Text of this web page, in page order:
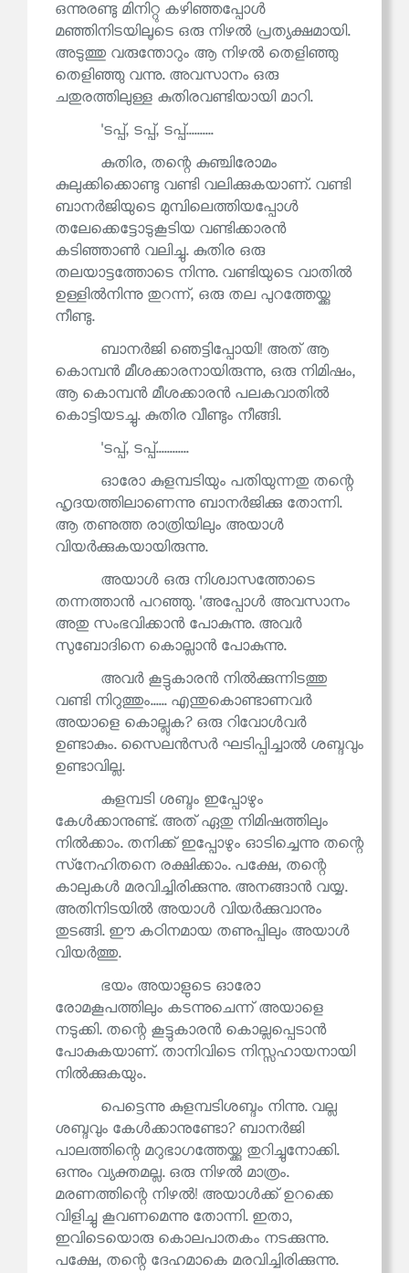
ഒന്നുരണ്ടു മിനിറ്റു കഴിഞ്ഞപ്പോൾ
മഞ്ഞിനിടയിലൂടെ ഒരു നിഴൽ പ്രത്യക്ഷമായി.
അടുത്തു വരുന്തോറും ആ നിഴൽ തെളിഞ്ഞു
തെളിഞ്ഞു വന്നു. അവസാനം ഒരു
ചതുരത്തിലുള്ള കുതിരവണ്ടിയായി മാറി.
'ടപ്പ്, ടപ്പ്, ടപ്പ്..........
കുതിര, തന്റെ കുഞ്ചിരോമം
കുലുക്കിക്കൊണ്ടു വണ്ടി വലിക്കുകയാണ്. വണ്ടി
ബാനർജിയുടെ മുമ്പിലെത്തിയപ്പോൾ
തലേക്കെട്ടോടുകൂടിയ വണ്ടിക്കാരൻ
കടിഞ്ഞാൺ വലിച്ചു. കുതിര ഒരു
തലയാട്ടത്തോടെ നിന്നു. വണ്ടിയുടെ വാതിൽ
ഉള്ളിൽനിന്നു തുറന്ന്, ഒരു തല പുറത്തേയ്ക്കു
നീണ്ടു.
ബാനർജി ഞെട്ടിപ്പോയി! അത് ആ
കൊമ്പൻ മീശക്കാരനായിരുന്നു, ഒരു നിമിഷം,
ആ കൊമ്പൻ മീശക്കാരൻ പലകവാതിൽ
കൊട്ടിയടച്ചു. കുതിര വീണ്ടും നീങ്ങി.
'ടപ്പ്, ടപ്പ്............
ഓരോ കുളമ്പടിയും പതിയുന്നതു തന്റെ
ഹൃദയത്തിലാണെന്നു ബാനർജിക്കു തോന്നി.
ആ തണുത്ത രാത്രിയിലും അയാൾ
വിയർക്കുകയായിരുന്നു.
അയാൾ ഒരു നിശ്വാസത്തോടെ
തന്നത്താൻ പറഞ്ഞു. 'അപ്പോൾ അവസാനം
അതു സംഭവിക്കാൻ പോകുന്നു. അവർ
സുബോദിനെ കൊല്ലാൻ പോകുന്നു.
അവർ കൂട്ടുകാരൻ നിൽക്കുന്നിടത്തു
വണ്ടി നിറുത്തും...... എന്തുകൊണ്ടാണവർ
അയാളെ കൊല്ലുക? ഒരു റിവോൾവർ
ഉണ്ടാകും. സൈലൻസർ ഘടിപ്പിച്ചാൽ ശബ്ദവും
ഉണ്ടാവില്ല.
കുളമ്പടി ശബ്ദം ഇപ്പോഴും
കേൾക്കാനുണ്ട്. അത് ഏതു നിമിഷത്തിലും
നിൽക്കാം. തനിക്ക് ഇപ്പോഴും ഓടിച്ചെന്നു തന്റെ
സ്‌നേഹിതനെ രക്ഷിക്കാം. പക്ഷേ, തന്റെ
കാലുകൾ മരവിച്ചിരിക്കുന്നു. അനങ്ങാൻ വയ്യ.
അതിനിടയിൽ അയാൾ വിയർക്കുവാനും
തുടങ്ങി. ഈ കഠിനമായ തണുപ്പിലും അയാൾ
വിയർത്തു.
ഭയം അയാളുടെ ഓരോ
രോമകൂപത്തിലും കടന്നുചെന്ന് അയാളെ
നടുക്കി. തന്റെ കൂട്ടുകാരൻ കൊല്ലപ്പെടാൻ
പോകുകയാണ്. താനിവിടെ നിസ്സഹായനായി
നിൽക്കുകയും.
പെട്ടെന്നു കുളമ്പടിശബ്ദം നിന്നു. വല്ല
ശബ്ദവും കേൾക്കാനുണ്ടോ? ബാനർജി
പാലത്തിന്റെ മറുഭാഗത്തേയ്ക്കു തുറിച്ചുനോക്കി.
ഒന്നും വ്യക്തമല്ല. ഒരു നിഴൽ മാത്രം.
മരണത്തിന്റെ നിഴൽ! അയാൾക്ക് ഉറക്കെ
വിളിച്ചു കൂവണമെന്നു തോന്നി. ഇതാ,
ഇവിടെയൊരു കൊലപാതകം നടക്കുന്നു.
പക്ഷേ, തന്റെ ദേഹമാകെ മരവിച്ചിരിക്കുന്നു.